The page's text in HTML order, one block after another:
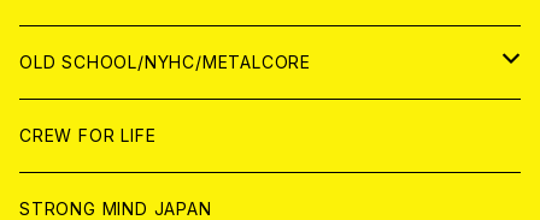
ANALOG
ANALOG
CD
ANALOG
CD
ANALOG
WORLD
CD
ANALOG
JAPAN
CD
ANALOG
WORLD
CD
OLD SCHOOL/NYHC/METALCORE
JAPAN
CD
WORLD
CREW FOR LIFE
STRONG MIND JAPAN